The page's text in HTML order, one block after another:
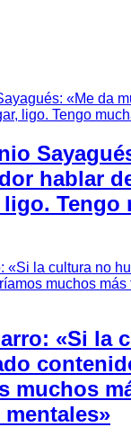
hablar
Tengo
«Si la
muchos